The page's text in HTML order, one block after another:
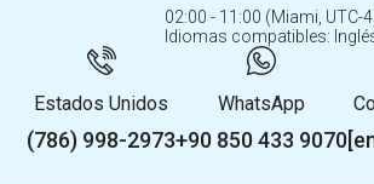
02:00 - 11:00 (Miami, UTC-
Idiomas compatibles:
Estados Unidos
(786) 998-2973
WhatsApp
+90 850 433 9070